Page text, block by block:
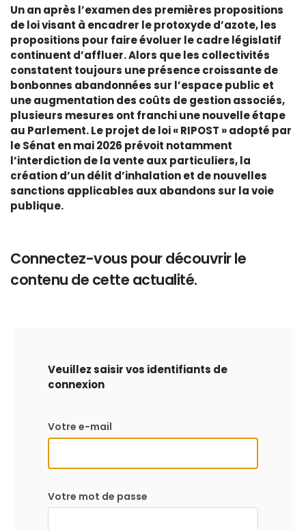
Un an après l’examen des premières propositions
de loi visant à encadrer le protoxyde d’azote, les
propositions pour faire évoluer le cadre législatif
continuent d’affluer. Alors que les collectivités
constatent toujours une présence croissante de
bonbonnes abandonnées sur l’espace public et
une augmentation des coûts de gestion associés,
plusieurs mesures ont franchi une nouvelle étape
au Parlement. Le projet de loi « RIPOST » adopté par
le Sénat en mai 2026 prévoit notamment
l’interdiction de la vente aux particuliers, la
création d’un délit d’inhalation et de nouvelles
sanctions applicables aux abandons sur la voie
publique.
Connectez-vous pour découvrir le
contenu de cette actualité.
Veuillez saisir vos identifiants de
connexion
Votre e-mail
Votre mot de passe